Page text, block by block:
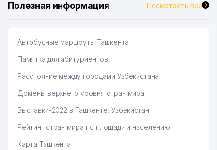
Полезная информация Посмотреть все
Автобусные маршруты Ташкента
Памятка для абитуриентов
Расстояние между городами Узбекистана
Домены верхнего уровня стран мира
Выставки-2022 в Ташкенте, Узбекистан
Рейтинг стран мира по площади и населению
Карта Ташкента